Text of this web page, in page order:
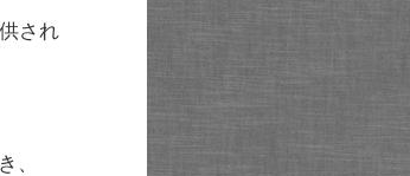
され
、